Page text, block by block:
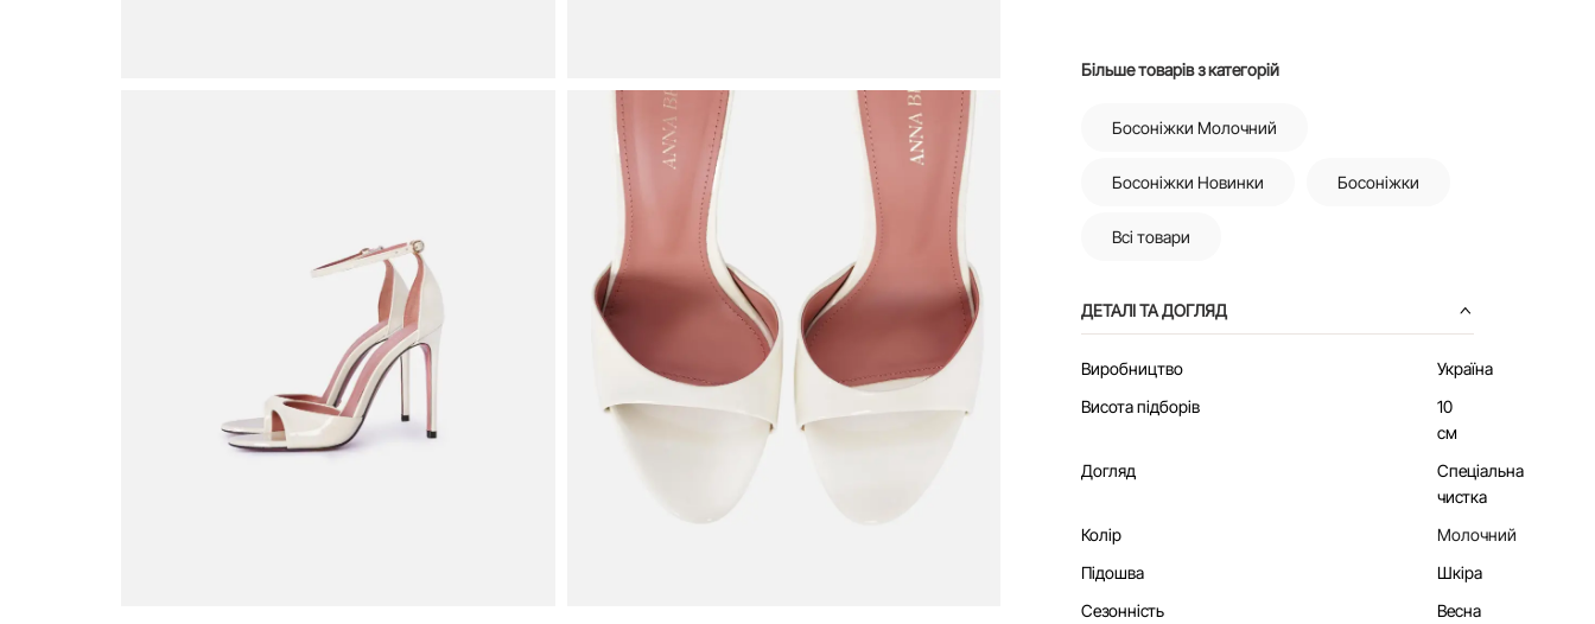
Більше товарів з категорій
Босоніжки Молочний
Босоніжки Новинки Босоніжки
Всі товари
ДЕТАЛІ ТА ДОГЛЯД
Виробництво
Україна
Висота підборів
10
см
Догляд
Спеціальна
чистка
Колір
Молочний
Підошва
Шкіра
Сезонність
Весна